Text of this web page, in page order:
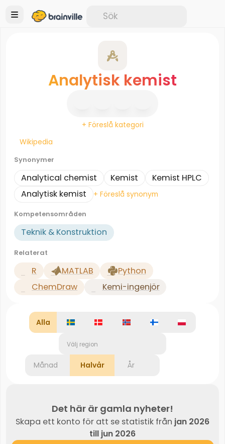
Analytisk kemist
+ Föreslå kategori
Wikipedia
Synonymer
Analytical chemist Kemist
Kemist HPLC
Analytisk kemist
+ Föreslå synonym
Kompetensområden
Teknik & Konstruktion
Relaterat
R MATLAB
Python
ChemDraw
Kemi-ingenjör
Alla
Välj region
Månad Halvår År
Det här är gamla nyheter!
Skapa ett konto för att se statistik från jan 2026
till jun 2026